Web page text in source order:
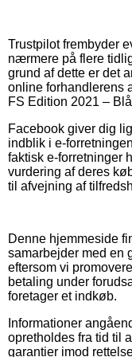
Trustpilot frembyder
nærmere på flere
grund af dette er det
online forhandlerens
FS Edition 2021 –
Facebook giver dig
indblik i e-
faktisk e-forretninger
vurdering af deres
til afvejning af
Denne hjemmeside
samarbejder med en
eftersom vi
betaling under
foretager et indkøb.
Informationer
opretholdes fra tid til
garantier imod